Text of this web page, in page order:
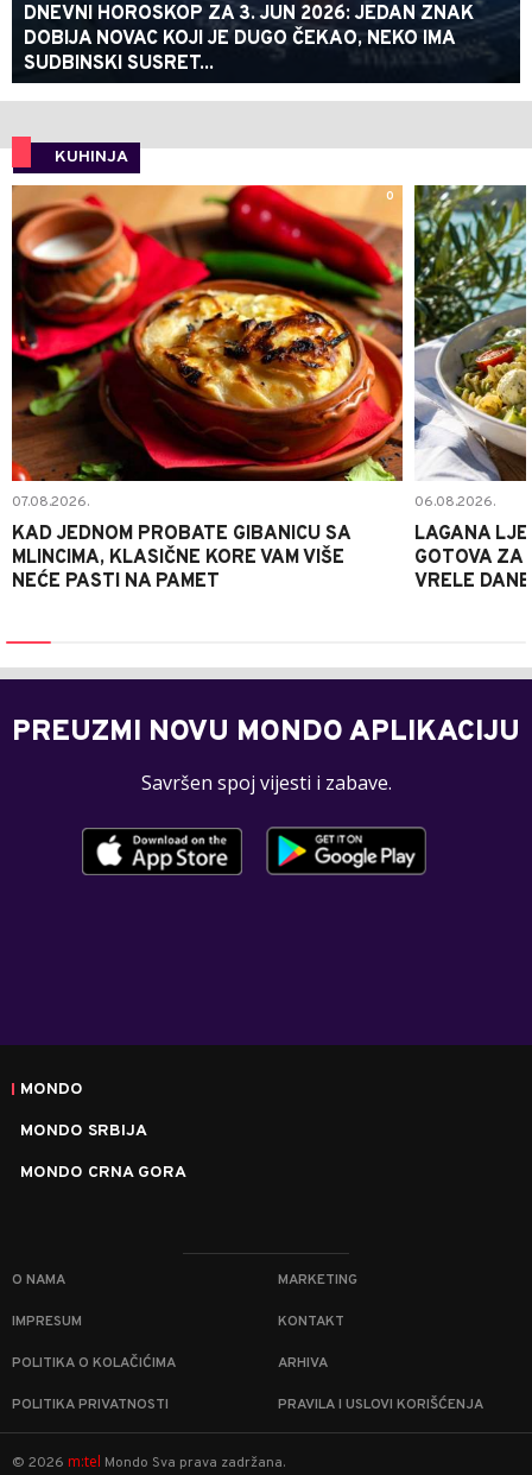
DNEVNI HOROSKOP ZA 3. JUN 2026: JEDAN ZNAK
DOBIJA NOVAC KOJI JE DUGO ČEKAO, NEKO IMA
SUDBINSKI SUSRET...
KUHINJA
0
07.08.2026.
KAD JEDNOM PROBATE GIBANICU SA
MLINCIMA, KLASIČNE KORE VAM VIŠE
NEĆE PASTI NA PAMET
06.08.2026.
LAGANA
GOTOVA ZA
VRELE DANE
PREUZMI NOVU MONDO APLIKACIJU
Savršen spoj vijesti i zabave.
MONDO
MONDO SRBIJA
MONDO CRNA GORA
O NAMA MARKETING
IMPRESUM KONTAKT
POLITIKA O KOLAČIĆIMA ARHIVA
POLITIKA PRIVATNOSTI PRAVILA I USLOVI KORIŠĆENJA
© 2026 m:tel Mondo Sva prava zadržana.